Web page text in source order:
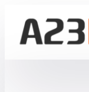
content